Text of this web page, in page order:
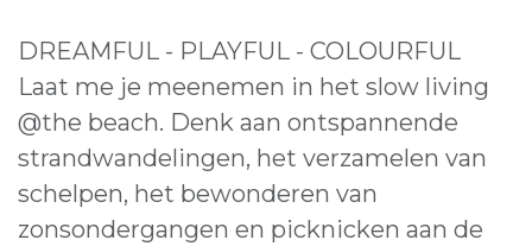
DREAMFUL - PLAYFUL - COLOURFUL
Laat me je meenemen in het slow living
@the beach. Denk aan ontspannende
strandwandelingen, het verzamelen van
schelpen, het bewonderen van
zonsondergangen en picknicken aan de